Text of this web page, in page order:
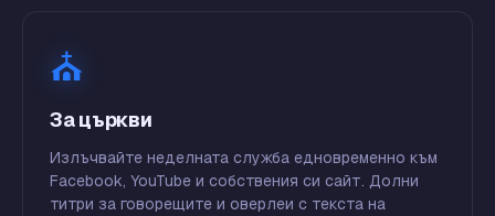
⛪
За църкви
Излъчвайте неделната служба едновременно към
Facebook, YouTube и собствения си сайт. Долни
титри за говорещите и оверлеи с текста на